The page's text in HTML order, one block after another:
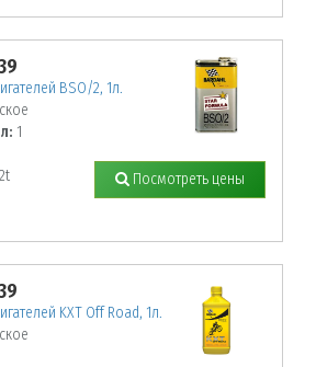
BSO/2, 1л.
1
2t Посмотреть цены
KXT Off Road, 1л.